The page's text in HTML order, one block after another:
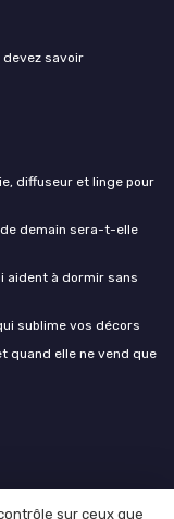
devez savoir
diffuseur et linge pour
demain sera-t-elle
aident à dormir sans
sublime vos décors
quand elle ne vend que
sur ceux que